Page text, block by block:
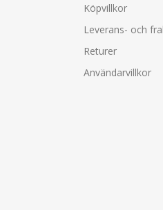
Köpvillkor
Leverans- och
Returer
Användarvillkor